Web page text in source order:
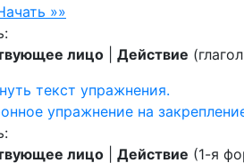
»»
лицо Действие
текст упражнения.
упражнение на
лицо Действие (1-я